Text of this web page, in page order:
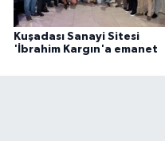
Kuşadası Sanayi Sitesi
'İbrahim Kargın'a emanet